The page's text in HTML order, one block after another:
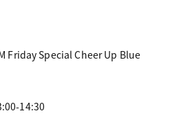
Friday Special Cheer Up Blue
14:30